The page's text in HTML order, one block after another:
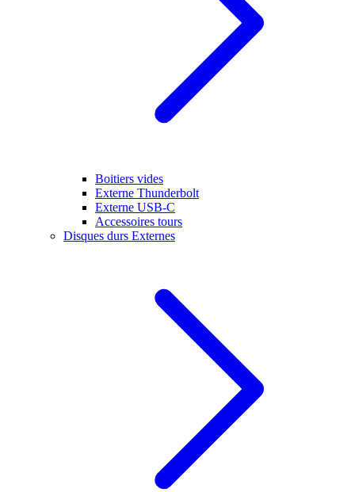
Boitiers vides
Externe Thunderbolt
Externe USB-C
Accessoires tours
Disques durs Externes